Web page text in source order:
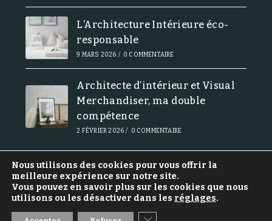
L’Architecture Intérieure éco-
responsable
9 MARS 2026 / 0 COMMENTAIRE
Architecte d’intérieur et Visual
Merchandiser, ma double
compétence
2 FÉVRIER 2026 / 0 COMMENTAIRE
Politique de confidentialité
Mentions Légales et Conditions Générales de Vente
Nous utilisons des cookies pour vous offrir la
meilleure expérience sur notre site.
Vous pouvez en savoir plus sur les cookies que nous
utilisons ou les désactiver dans les réglages.
Fermer la bannière des